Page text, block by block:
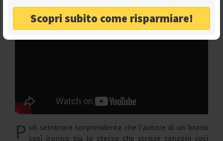
Scopri subito come risparmiare!
P uò sembrare sorprendente che l'autore di un brano
così ironico sia lo stesso che scrisse canzoni così